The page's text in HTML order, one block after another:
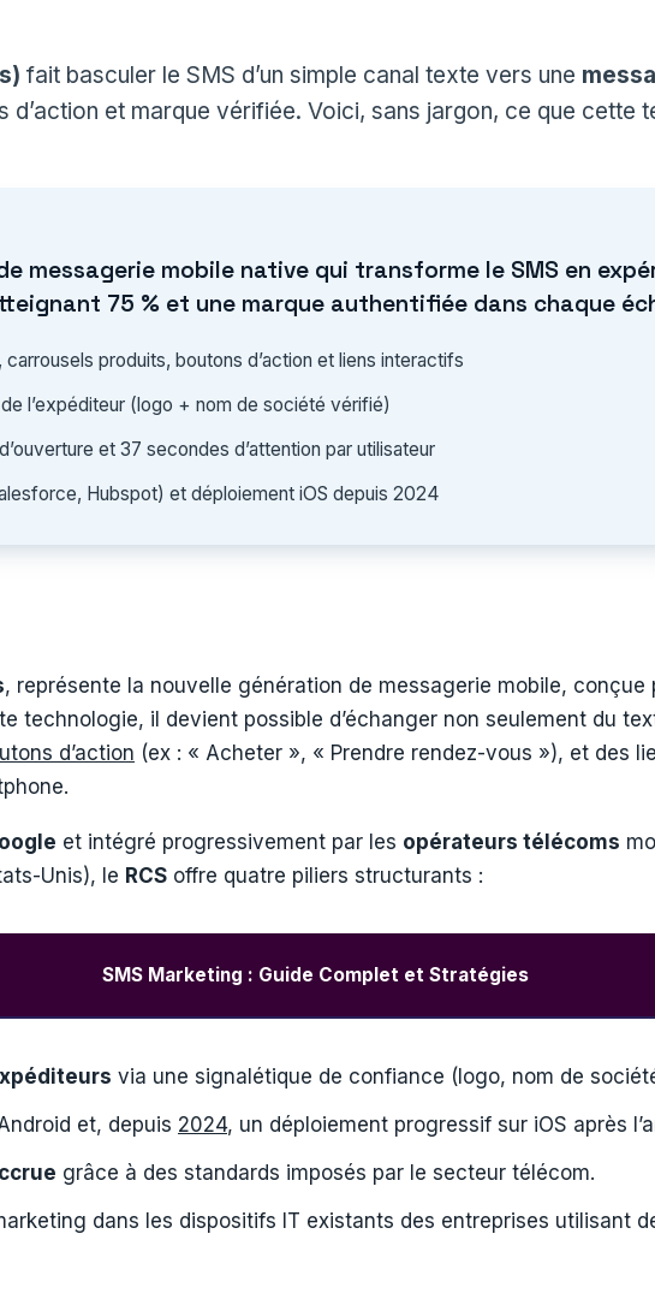
fait basculer le SMS d’un simple canal texte vers une
d’action et marque vérifiée. Voici, sans jargon, ce que cette
messagerie mobile native qui transforme le SMS en
75 % et une marque authentifiée dans chaque
produits, boutons d’action et liens interactifs
l’expéditeur (logo + nom de société vérifié)
et 37 secondes d’attention par utilisateur
Hubspot) et déploiement iOS depuis 2024
, représente la nouvelle génération de messagerie mobile, conçue
technologie, il devient possible d’échanger non seulement du
d’action (ex : « Acheter », « Prendre rendez-vous »), et des
et intégré progressivement par les opérateurs télécoms
Unis), le RCS offre quatre piliers structurants :
SMS Marketing : Guide Complet et Stratégies
via une signalétique de confiance (logo, nom de
et, depuis 2024, un déploiement progressif sur iOS après
grâce à des standards imposés par le secteur télécom.
dans les dispositifs IT existants des entreprises utilisant